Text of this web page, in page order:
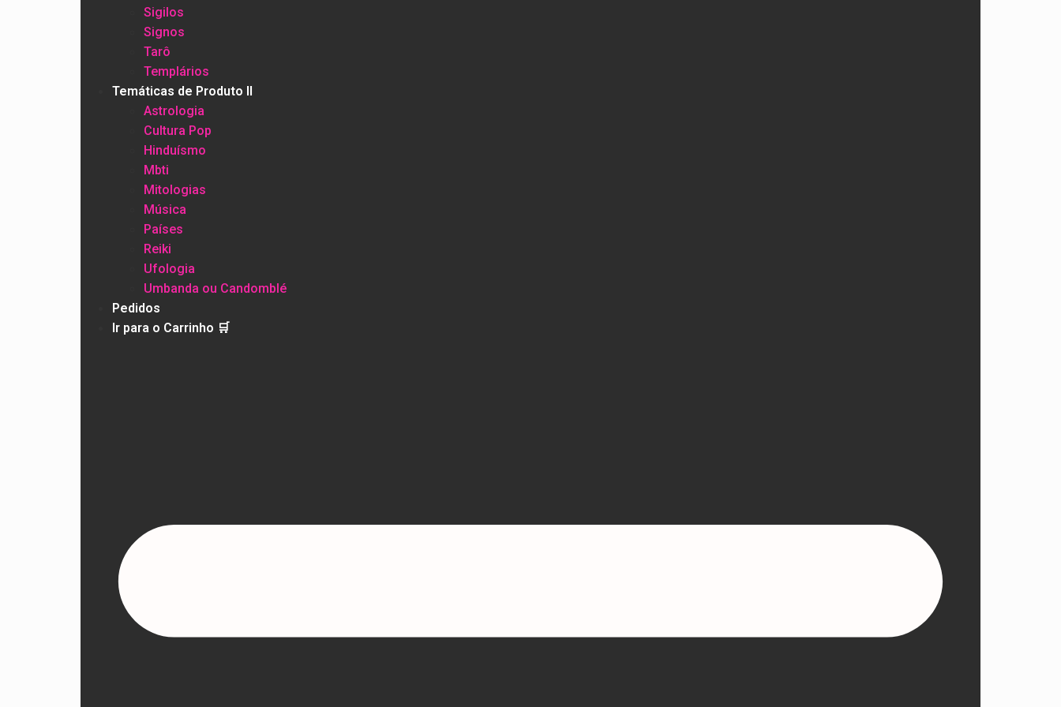
Sigilos
Signos
Tarô
Templários
Temáticas de Produto II
Astrologia
Cultura Pop
Hinduísmo
Mbti
Mitologias
Música
Países
Reiki
Ufologia
Umbanda ou Candomblé
Pedidos
Ir para o Carrinho 🛒